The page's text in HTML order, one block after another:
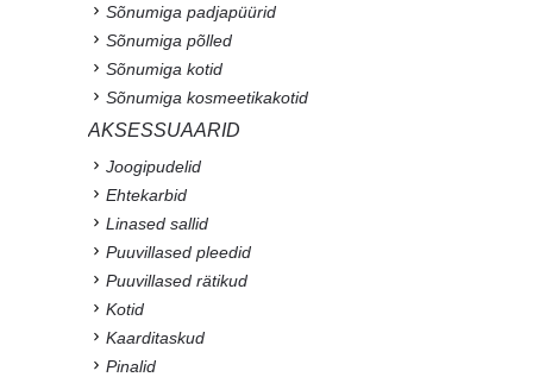
Sõnumiga padjapüürid
Sõnumiga põlled
Sõnumiga kotid
Sõnumiga kosmeetikakotid
AKSESSUAARID
Joogipudelid
Ehtekarbid
Linased sallid
Puuvillased pleedid
Puuvillased rätikud
Kotid
Kaarditaskud
Pinalid